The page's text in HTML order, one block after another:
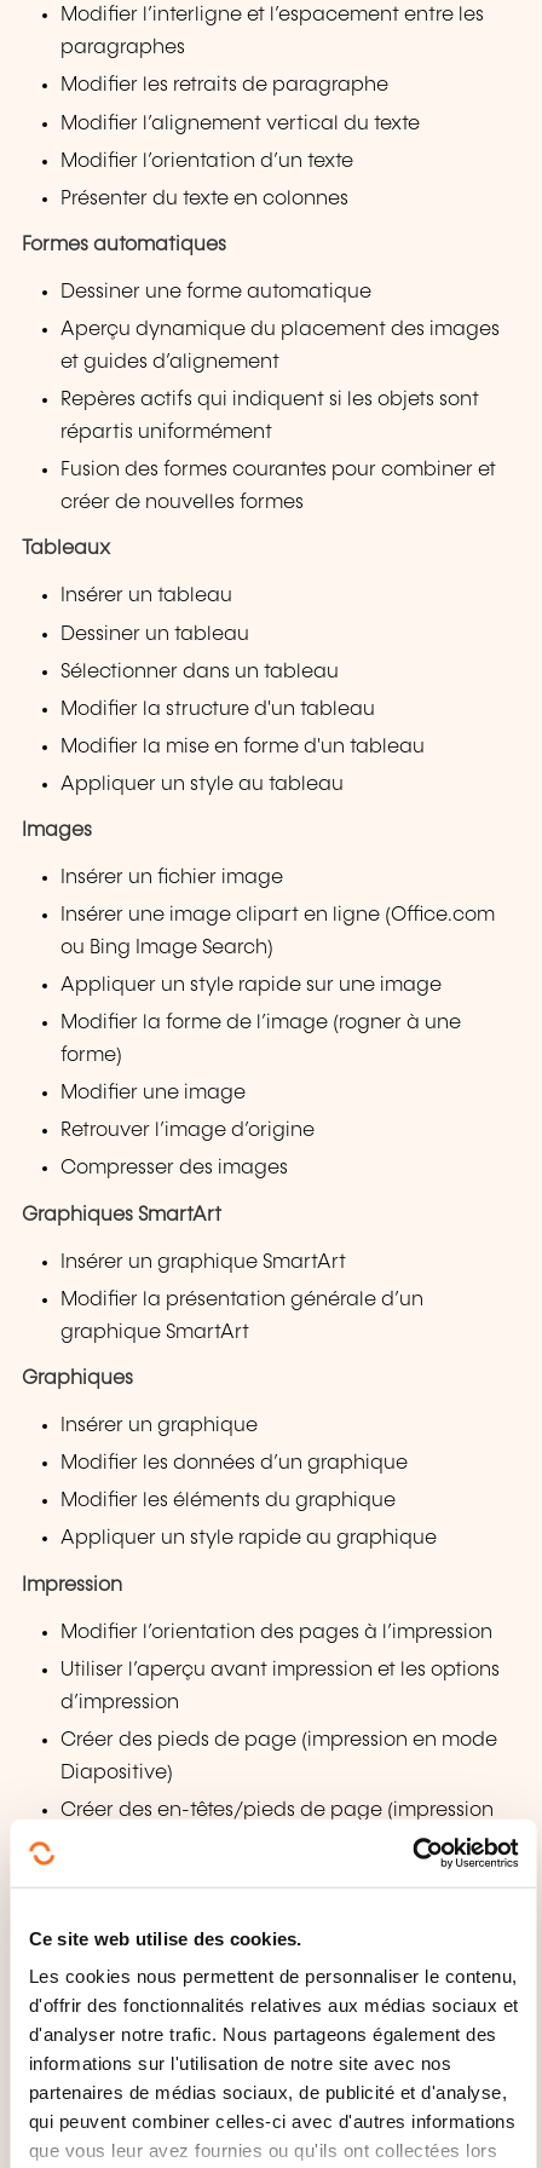
Ce site web utilise des cookies.
Les cookies nous permettent de personnaliser le contenu,
d'offrir des fonctionnalités relatives aux médias sociaux et
d'analyser notre trafic. Nous partageons également des
informations sur l'utilisation de notre site avec nos
partenaires de médias sociaux, de publicité et d'analyse,
qui peuvent combiner celles-ci avec d'autres informations
que vous leur avez fournies ou qu'ils ont collectées lors
Modifier l’interligne et l’espacement entre les
paragraphes
Modifier les retraits de paragraphe
Modifier l’alignement vertical du texte
Modifier l’orientation d’un texte
Présenter du texte en colonnes
Formes automatiques
Dessiner une forme automatique
Aperçu dynamique du placement des images
et guides d’alignement
Repères actifs qui indiquent si les objets sont
répartis uniformément
Fusion des formes courantes pour combiner et
créer de nouvelles formes
Tableaux
Insérer un tableau
Dessiner un tableau
Sélectionner dans un tableau
Modifier la structure d'un tableau
Modifier la mise en forme d'un tableau
Appliquer un style au tableau
Images
Insérer un fichier image
Insérer une image clipart en ligne (Office.com
ou Bing Image Search)
Appliquer un style rapide sur une image
Modifier la forme de l’image (rogner à une
forme)
Modifier une image
Retrouver l’image d’origine
Compresser des images
Graphiques SmartArt
Insérer un graphique SmartArt
Modifier la présentation générale d’un
graphique SmartArt
Graphiques
Insérer un graphique
Modifier les données d’un graphique
Modifier les éléments du graphique
Appliquer un style rapide au graphique
Impression
Modifier l’orientation des pages à l’impression
Utiliser l’aperçu avant impression et les options
d’impression
Créer des pieds de page (impression en mode
Diapositive)
Créer des en-têtes/pieds de page (impression
en mode Document, pages de commentaire ou
QUELLES MÉTHODES
PÉDAGOGIQUES SONT UTILISÉES
?
Notre savoir-faire nous a permis de développer une
méthode pédagogique spécifique basée sur la
pratique et utilisée par tous nos formateurs. Notre